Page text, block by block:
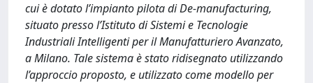
cui è dotato l’impianto pilota di De-manufacturing,
situato presso l’Istituto di Sistemi e Tecnologie
Industriali Intelligenti per il Manufatturiero Avanzato,
a Milano. Tale sistema è stato ridisegnato utilizzando
l’approccio proposto, e utilizzato come modello per